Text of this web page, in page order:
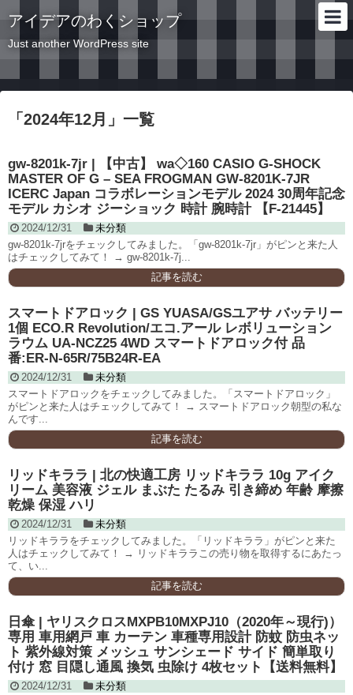
アイデアのわくショップ
Just another WordPress site
「 2024年12月 」 一覧
gw-8201k-7jr | 【中古】 wa◇160 CASIO G-SHOCK
MASTER OF G – SEA FROGMAN GW-8201K-7JR
ICERC Japan コラボレーションモデル 2024 30周年記念
モデル カシオ ジーショック 時計 腕時計 【F-21445】
2024/12/31
未分類
gw-8201k-7jrをチェックしてみました。「gw-8201k-7jr」がピンと来た人
はチェックしてみて！ → gw-8201k-7j...
記事を読む
スマートドアロック | GS YUASA/GSユアサ バッテリー
1個 ECO.R Revolution/エコ.アール レボリューション
ラウム UA-NCZ25 4WD スマートドアロック付 品
番:ER-N-65R/75B24R-EA
2024/12/31
未分類
スマートドアロックをチェックしてみました。「スマートドアロック」
がピンと来た人はチェックしてみて！ → スマートドアロック朝型の私な
んです...
記事を読む
リッドキララ | 北の快適工房 リッドキララ 10g アイク
リーム 美容液 ジェル まぶた たるみ 引き締め 年齢 摩擦
乾燥 保湿 ハリ
2024/12/31
未分類
リッドキララをチェックしてみました。「リッドキララ」がピンと来た
人はチェックしてみて！ → リッドキララこの売り物を取得するにあたっ
て、い...
記事を読む
日傘 | ヤリスクロスMXPB10MXPJ10（2020年～現行)）
専用 車用網戸 車 カーテン 車種専用設計 防蚊 防虫ネッ
ト 紫外線対策 メッシュ サンシェード サイド 簡単取り
付け 窓 目隠し通風 換気 虫除け 4枚セット【送料無料】
2024/12/31
未分類